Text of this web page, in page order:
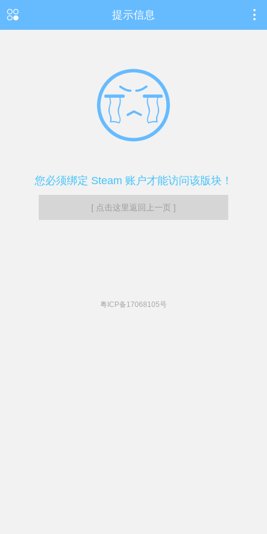
提示信息
您必须绑定 Steam 账户才能访问该版块！
[ 点击这里返回上一页 ]
粤ICP备17068105号